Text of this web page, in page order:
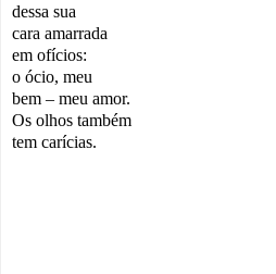
dessa sua
cara amarrada
em ofícios:
o ócio, meu
bem – meu amor.
Os olhos também
tem carícias.